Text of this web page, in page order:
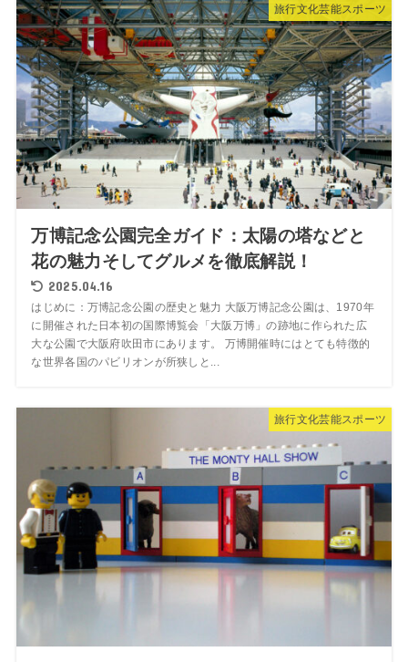
旅行文化芸能スポーツ
万博記念公園完全ガイド：太陽の塔などと
花の魅力そしてグルメを徹底解説！
2025.04.16
はじめに：万博記念公園の歴史と魅力 大阪万博記念公園は、1970年
に開催された日本初の国際博覧会「大阪万博」の跡地に作られた広
大な公園で大阪府吹田市にあります。 万博開催時にはとても特徴的
な世界各国のパビリオンが所狭しと...
旅行文化芸能スポーツ